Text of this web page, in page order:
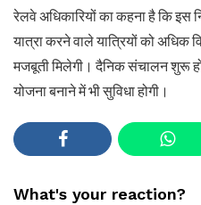
रेलवे अधिकारियों का कहना है कि इस
यात्रा करने वाले यात्रियों को अधिक
मजबूती मिलेगी। दैनिक संचालन शुरू
योजना बनाने में भी सुविधा होगी।
What's your reaction?